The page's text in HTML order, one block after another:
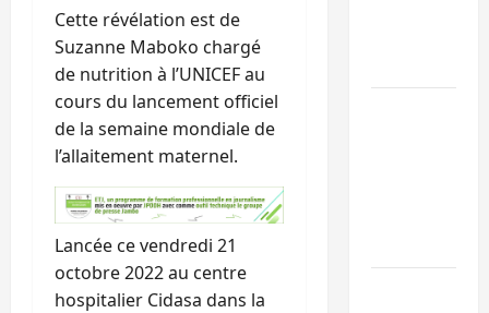
Cette révélation est de
Suzanne Maboko chargé
de nutrition à l’UNICEF au
cours du lancement officiel
de la semaine mondiale de
l’allaitement maternel.
Lancée ce vendredi 21
octobre 2022 au centre
hospitalier Cidasa dans la